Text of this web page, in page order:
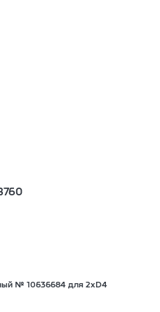
№ 10636684 для 2xD4